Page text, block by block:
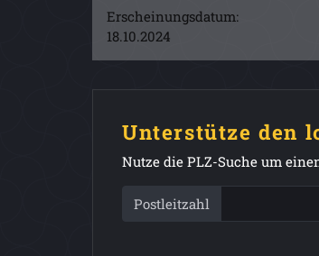
Erscheinungsdatum:
18.10.2024
Unterstütze den
Nutze die PLZ-Suche um
Postleitzahl